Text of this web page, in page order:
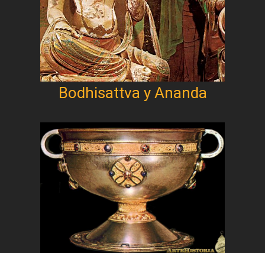
Bodhisattva y Ananda